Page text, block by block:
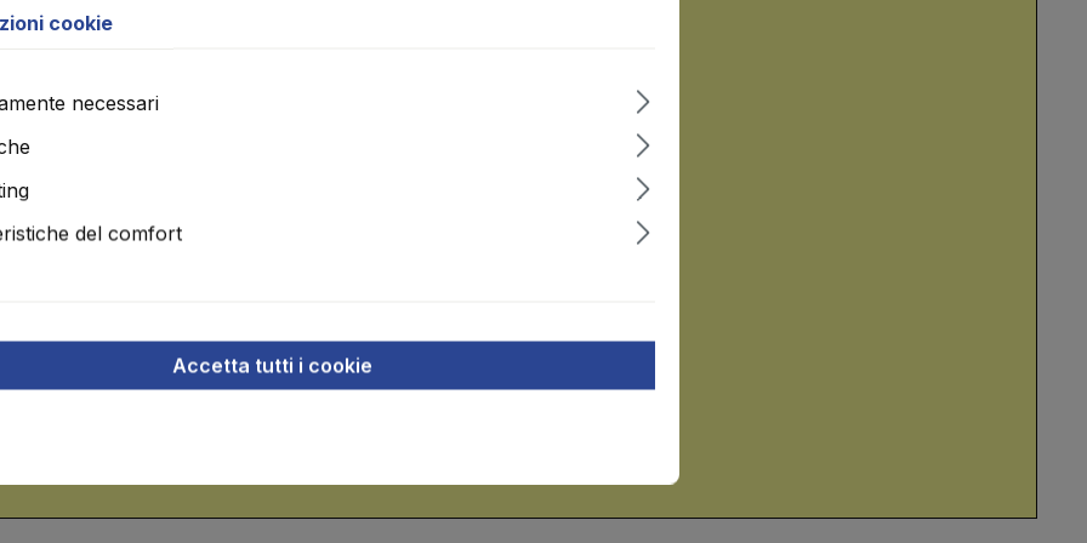
kg!)
cookie
necessari
del comfort
Accetta tutti i cookie